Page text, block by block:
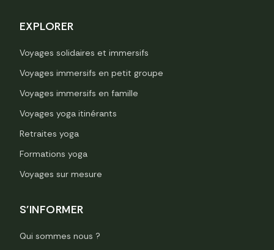
EXPLORER
Voyages solidaires et immersifs
Voyages immersifs en petit groupe
Voyages immersifs en famille
Voyages yoga itinérants
Retraites yoga
Formations yoga
Voyages sur mesure
S'INFORMER
Qui sommes nous ?